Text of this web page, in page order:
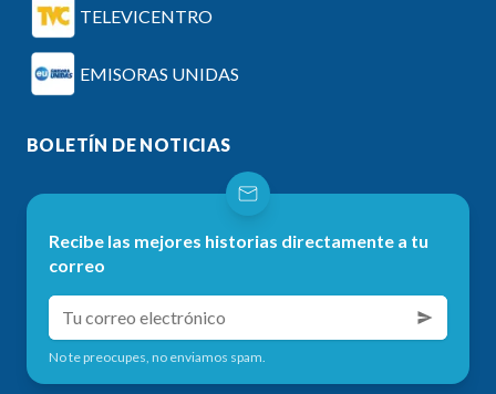
TELEVICENTRO
EMISORAS UNIDAS
BOLETÍN DE NOTICIAS
Recibe las mejores historias directamente a tu
correo
No te preocupes, no enviamos spam.